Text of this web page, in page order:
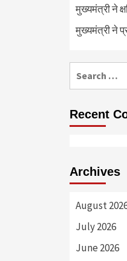
मुख्यमंत्री ने
मुख्यमंत्री ने
for:
Recent
Archives
August
July 2026
June 2026